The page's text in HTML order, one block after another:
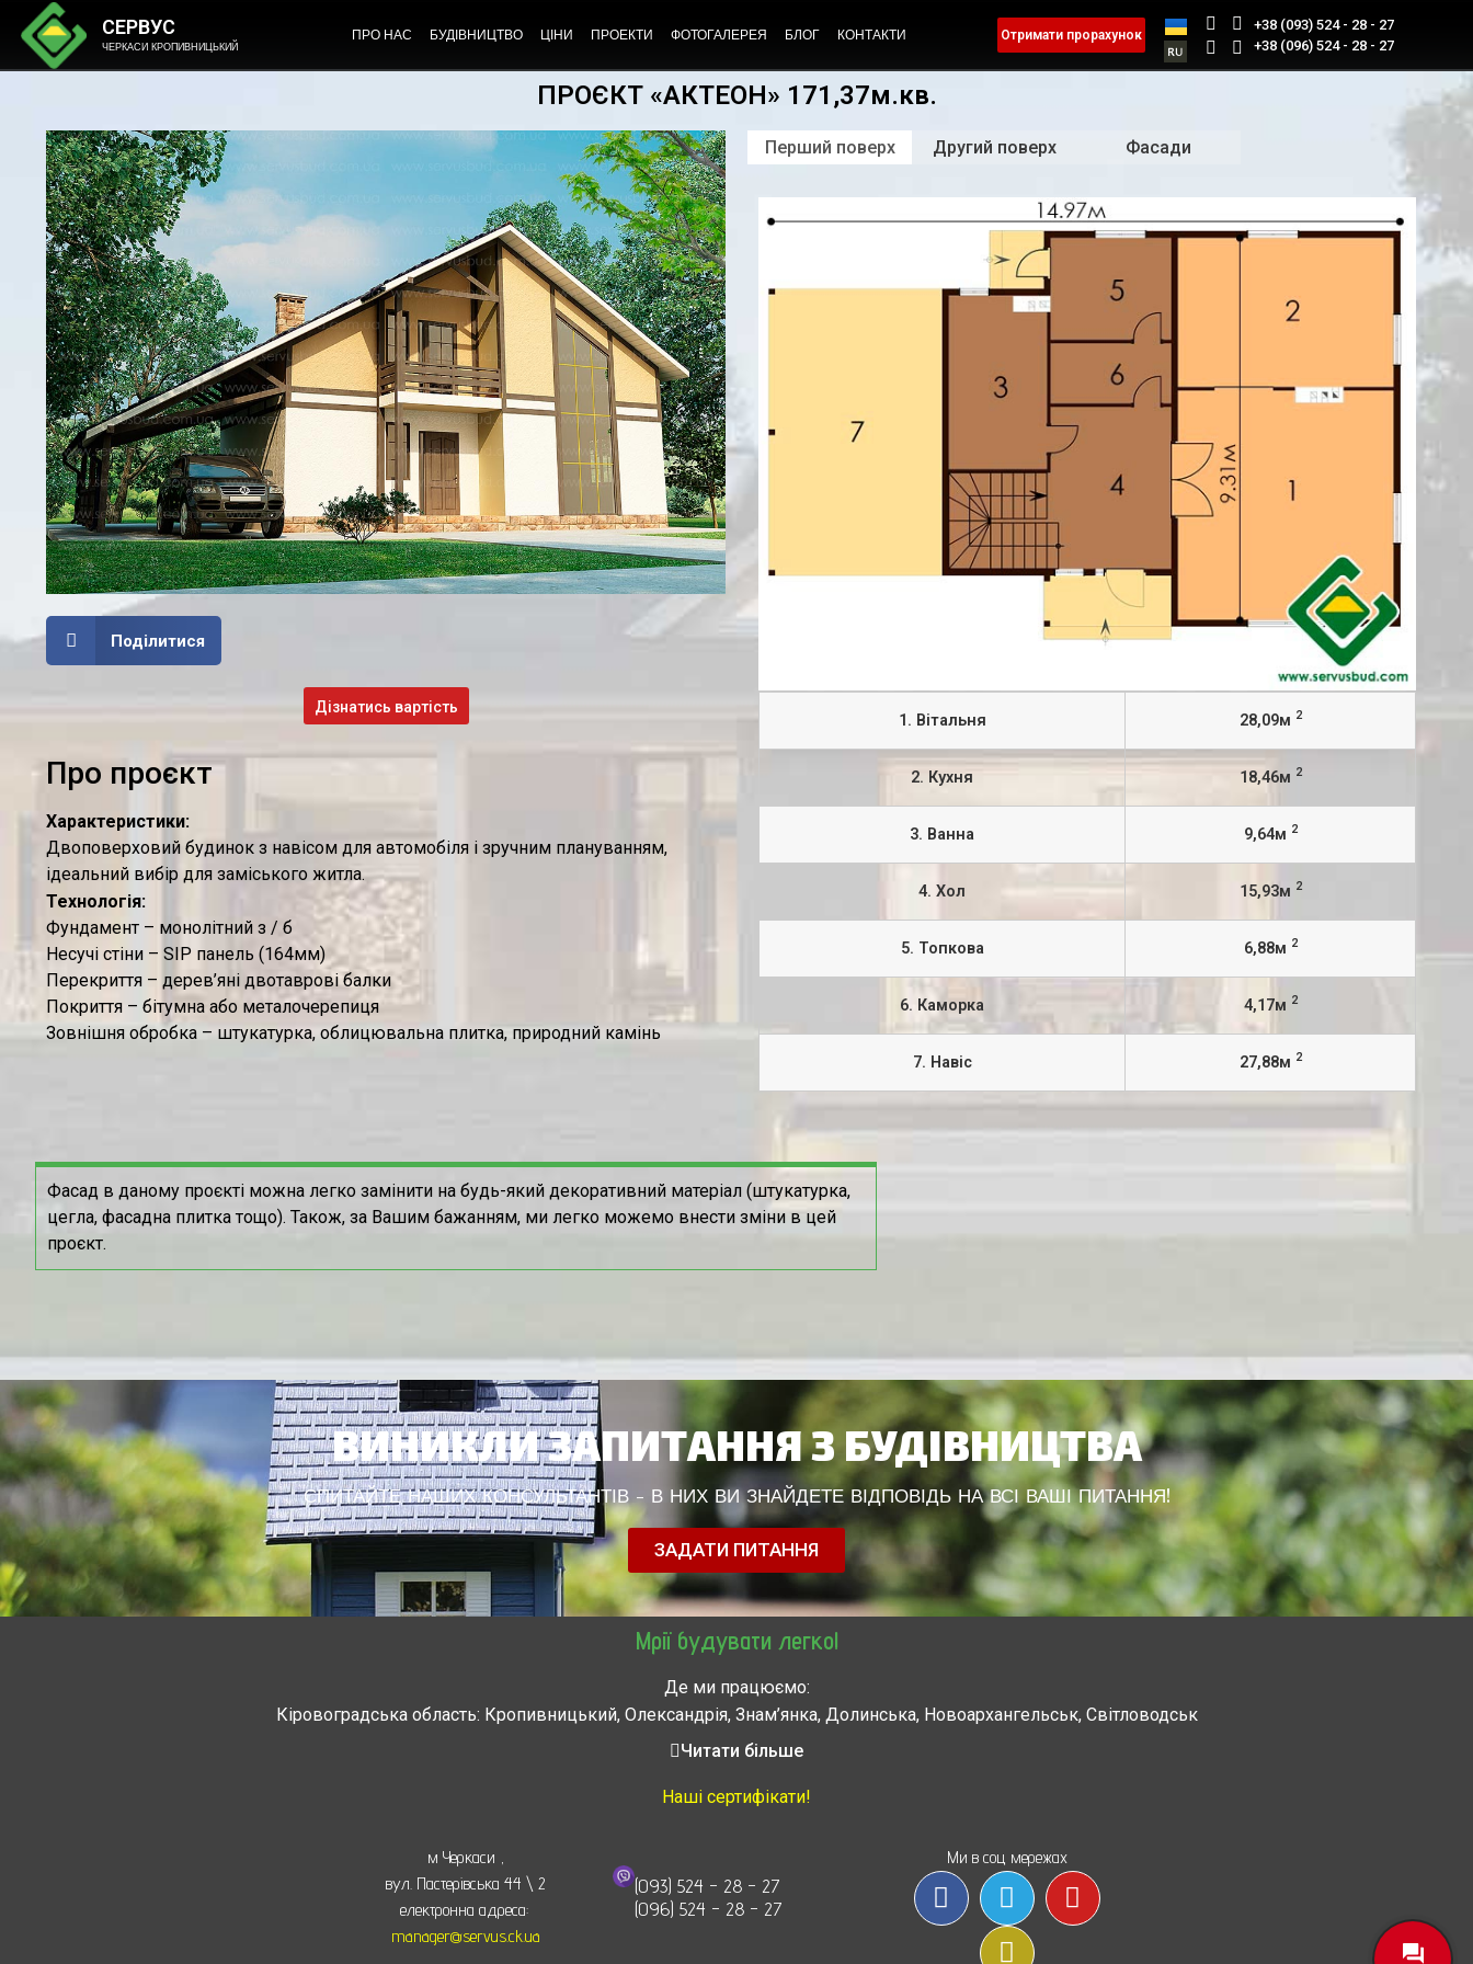
СЕРВУС
ЧЕРКАСИ КРОПИВНИЦЬКИЙ
ПРО НАС БУДІВНИЦТВО ЦІНИ ПРОЕКТИ ФОТОГАЛЕРЕЯ БЛОГ КОНТАКТИ Отримати прорахунок
+38 (093) 524 - 28 - 27
+38 (096) 524 - 28 - 27
ПРОЄКТ «АКТЕОН» 171,37м.кв.
Поділитися
Дізнатись вартість
Про проєкт
Характеристики:
Двоповерховий будинок з навісом для автомобіля і зручним плануванням,
ідеальний вибір для заміського житла.
Технологія:
Фундамент – монолітний з / б
Несучі стіни – SIP панель (164мм)
Перекриття – дерев’яні двотаврові балки
Покриття – бітумна або металочерепиця
Зовнішня обробка – штукатурка, облицювальна плитка, природний камінь
Перший поверх Другий поверх Фасади
1. Вітальня 28,09м 2
2. Кухня 18,46м 2
3. Ванна 9,64м 2
4. Хол 15,93м 2
5. Топкова 6,88м 2
6. Каморка 4,17м 2
7. Навіс 27,88м 2
Фасад в даному проєкті можна легко замінити на будь-який декоративний матеріал (штукатурка,
цегла, фасадна плитка тощо). Також, за Вашим бажанням, ми легко можемо внести зміни в цей
проєкт.
ВИНИКЛИ ЗАПИТАННЯ З БУДІВНИЦТВА
СПИТАЙТЕ НАШИХ КОНСУЛЬТАНТІВ - В НИХ ВИ ЗНАЙДЕТЕ ВІДПОВІДЬ НА ВСІ ВАШІ ПИТАННЯ!
ЗАДАТИ ПИТАННЯ
Мрії будувати легко!
Де ми працюємо:
Кіровоградська область: Кропивницький, Олександрія, Знам’янка, Долинська, Новоархангельськ, Світловодськ
Черкасская область: Ватутино, Городище, Жашков, Звенигородка, Золотоноша, Каменка, Канев, Корсунь-Шевченковский,
Читати більше
Наші сертифікати!
м Черкаси
вул. Пастерівська 44 \ 2
електронна адреса:
manager@servus.ck.ua
(093) 524 - 28 - 27
(096) 524 - 28 - 27
Ми в соц мережах